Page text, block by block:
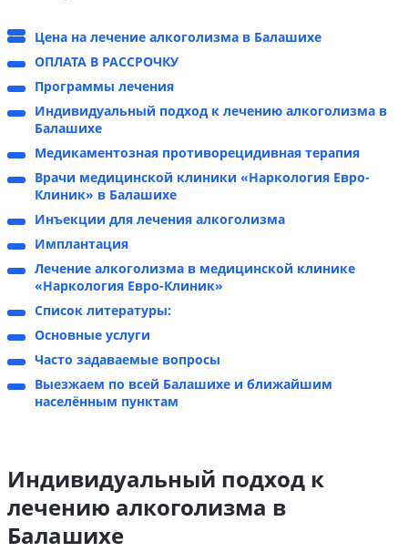
Цена на лечение алкоголизма в Балашихе
ОПЛАТА В РАССРОЧКУ
Программы лечения
Индивидуальный подход к лечению алкоголизма в
Балашихе
Медикаментозная противорецидивная терапия
Врачи медицинской клиники «Наркология Евро-
Клиник» в Балашихе
Инъекции для лечения алкоголизма
Имплантация
Лечение алкоголизма в медицинской клинике
«Наркология Евро-Клиник»
Список литературы:
Основные услуги
Часто задаваемые вопросы
Выезжаем по всей Балашихе и ближайшим
населённым пунктам
Индивидуальный подход к
лечению алкоголизма в
Балашихе